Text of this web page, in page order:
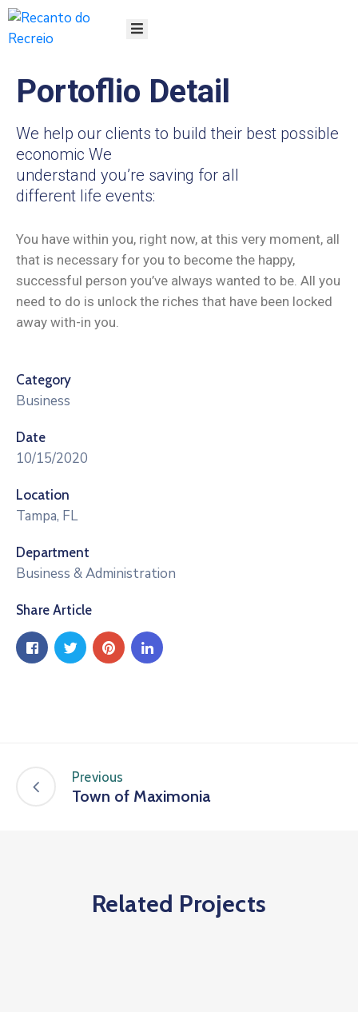
SOBRE
GESTÃO
SERVIÇOS
PROJETOS
LINHAS
DOCUMENTOS
Portoflio Detail
We help our clients to build their best possible
economic We
understand you’re saving for all
different life events:
You have within you, right now, at this very moment, all
that is necessary for you to become the happy,
successful person you’ve always wanted to be. All you
need to do is unlock the riches that have been locked
away with-in you.
Category
Business
Date
10/15/2020
Location
Tampa, FL
Department
Business & Administration
Share Article
Previous
Town of Maximonia
Related Projects